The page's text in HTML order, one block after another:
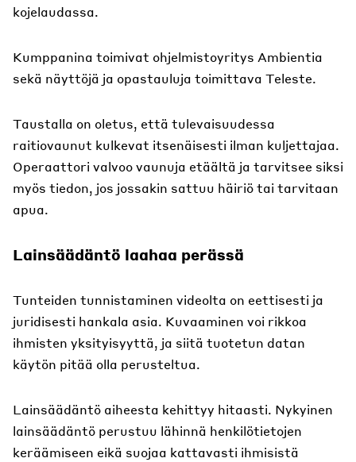
kojelaudassa.
Kumppanina toimivat ohjelmistoyritys Ambientia
sekä näyttöjä ja opastauluja toimittava Teleste.
Taustalla on oletus, että tulevaisuudessa
raitiovaunut kulkevat itsenäisesti ilman kuljettajaa.
Operaattori valvoo vaunuja etäältä ja tarvitsee siksi
myös tiedon, jos jossakin sattuu häiriö tai tarvitaan
apua.
Lainsäädäntö laahaa perässä
Tunteiden tunnistaminen videolta on eettisesti ja
juridisesti hankala asia. Kuvaaminen voi rikkoa
ihmisten yksityisyyttä, ja siitä tuotetun datan
käytön pitää olla perusteltua.
Lainsäädäntö aiheesta kehittyy hitaasti. Nykyinen
lainsäädäntö perustuu lähinnä henkilötietojen
keräämiseen eikä suojaa kattavasti ihmisistä